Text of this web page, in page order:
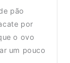
pão
por
o ovo
um pouco